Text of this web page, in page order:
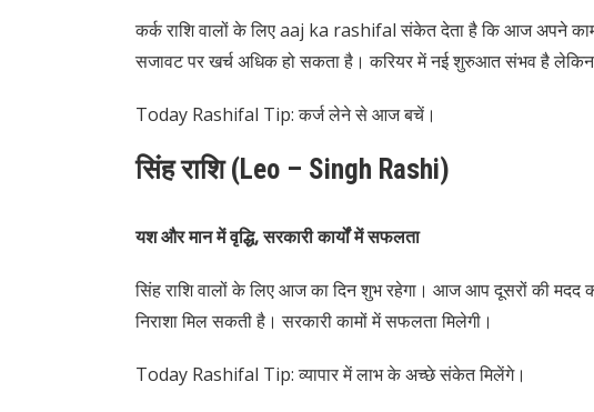
कर्क राशि वालों के लिए aaj ka rashifal संकेत देता है कि आज अपने
सजावट पर खर्च अधिक हो सकता है। करियर में नई शुरुआत संभव है
Today Rashifal Tip: कर्ज लेने से आज बचें।
सिंह राशि (Leo – Singh Rashi)
यश और मान में वृद्धि, सरकारी कार्यों में सफलता
सिंह राशि वालों के लिए आज का दिन शुभ रहेगा। आज आप दूसरों की
निराशा मिल सकती है। सरकारी कामों में सफलता मिलेगी।
Today Rashifal Tip: व्यापार में लाभ के अच्छे संकेत मिलेंगे।